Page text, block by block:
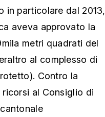
in particolare dal 2013,
aveva approvato la
metri quadrati del
al complesso di
Contro la
al Consiglio di